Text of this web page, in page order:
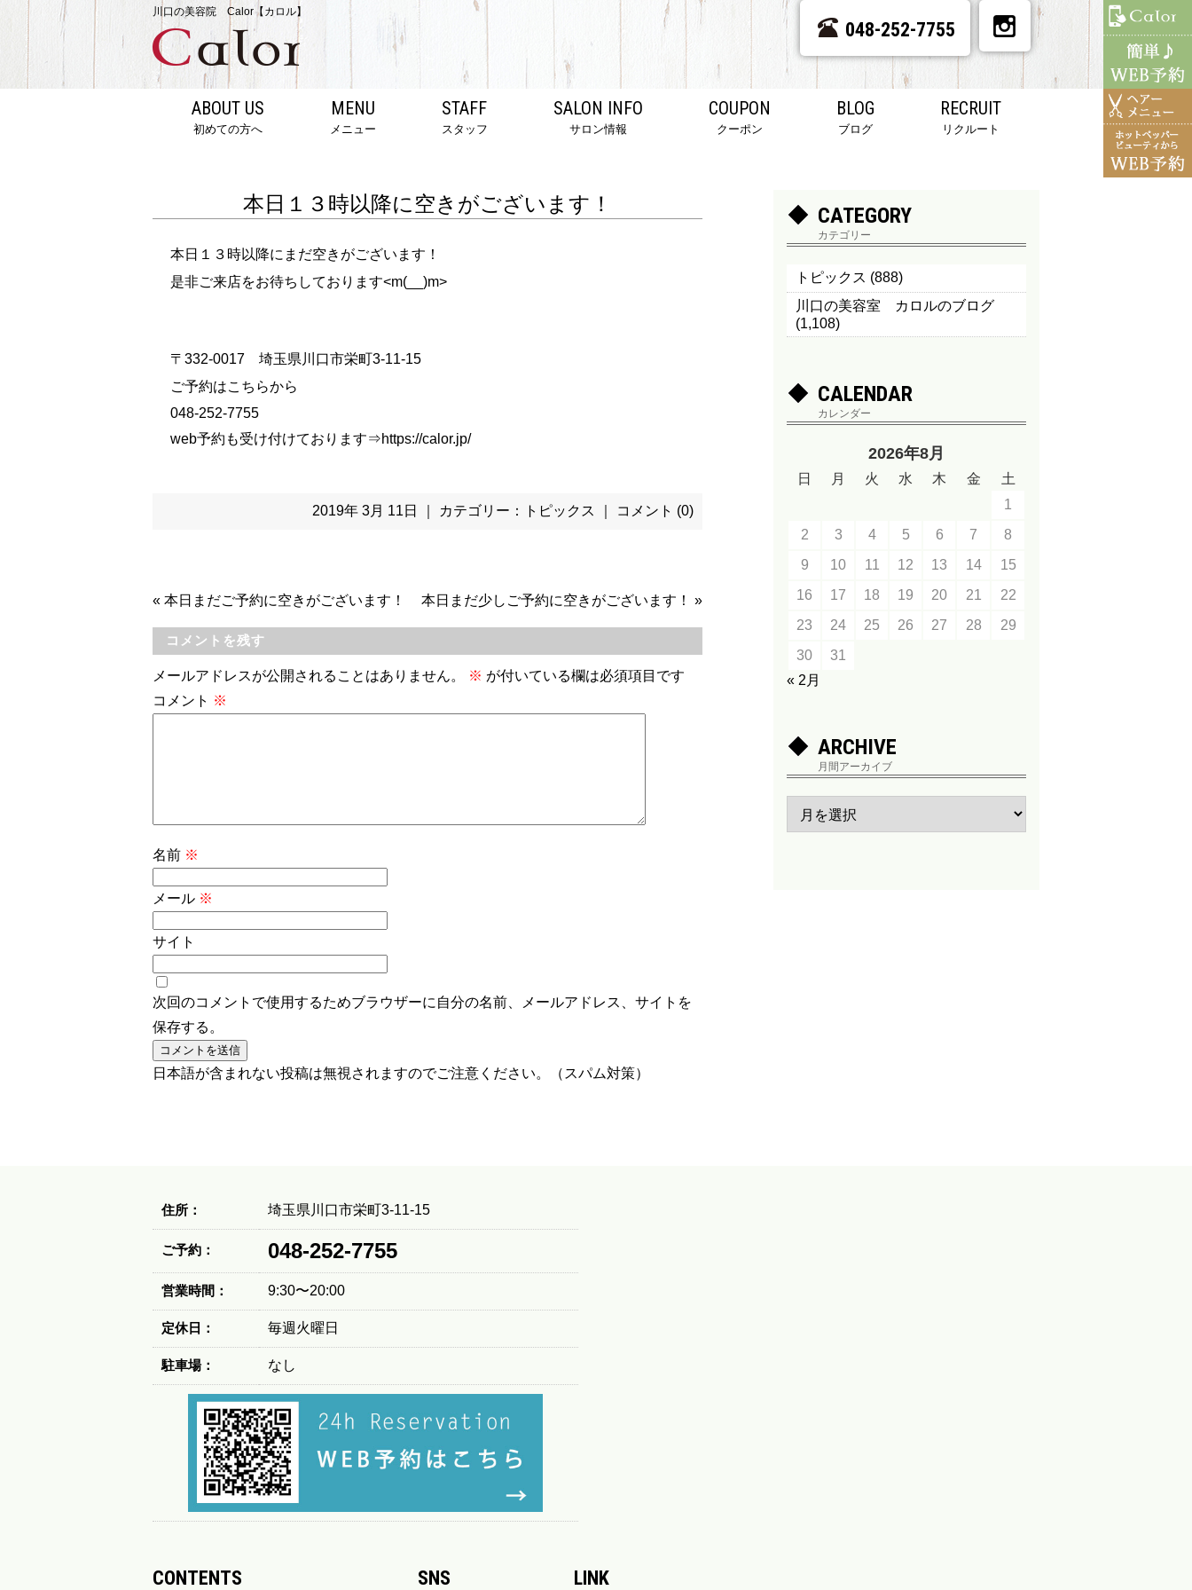
川口の美容院 Calor【カロル】
048-252-7755
ABOUT US
初めての方へ
MENU
メニュー
STAFF
スタッフ
SALON INFO
サロン情報
COUPON
クーポン
BLOG
ブログ
RECRUIT
リクルート
本日１３時以降に空きがございます！
本日１３時以降にまだ空きがございます！
是非ご来店をお待ちしております<m(__)m>
〒332-0017 埼玉県川口市栄町3-11-15
ご予約はこちらから
048-252-7755
web予約も受け付けております⇒https://calor.jp/
2019年 3月 11日 ｜ カテゴリー： トピックス コメント (0)
« 本日まだご予約に空きがございます！ 本日まだ少しご予約に空きがございます！ »
コメントを残す
メールアドレスが公開されることはありません。 ※ が付いている欄は必須項目です
コメント ※
名前 ※
メール ※
サイト
次回のコメントで使用するためブラウザーに自分の名前、メールアドレス、サイトを
保存する。
日本語が含まれない投稿は無視されますのでご注意ください。（スパム対策）
CATEGORY
カテゴリー
トピックス (888)
川口の美容室 カロルのブログ
(1,108)
CALENDAR
カレンダー
2026年8月
日 月 火 水 木 金
土
1
2
3 4 5 6 7
8
9
10 11 12 13 14
15
16
17 18 19 20 21
22
23
24 25 26 27 28
29
30
31
« 2月
ARCHIVE
月間アーカイブ
住所： 埼玉県川口市栄町3-11-15
ご予約： 048-252-7755
営業時間： 9:30〜20:00
定休日： 毎週火曜日
駐車場： なし
CONTENTS SNS LINK